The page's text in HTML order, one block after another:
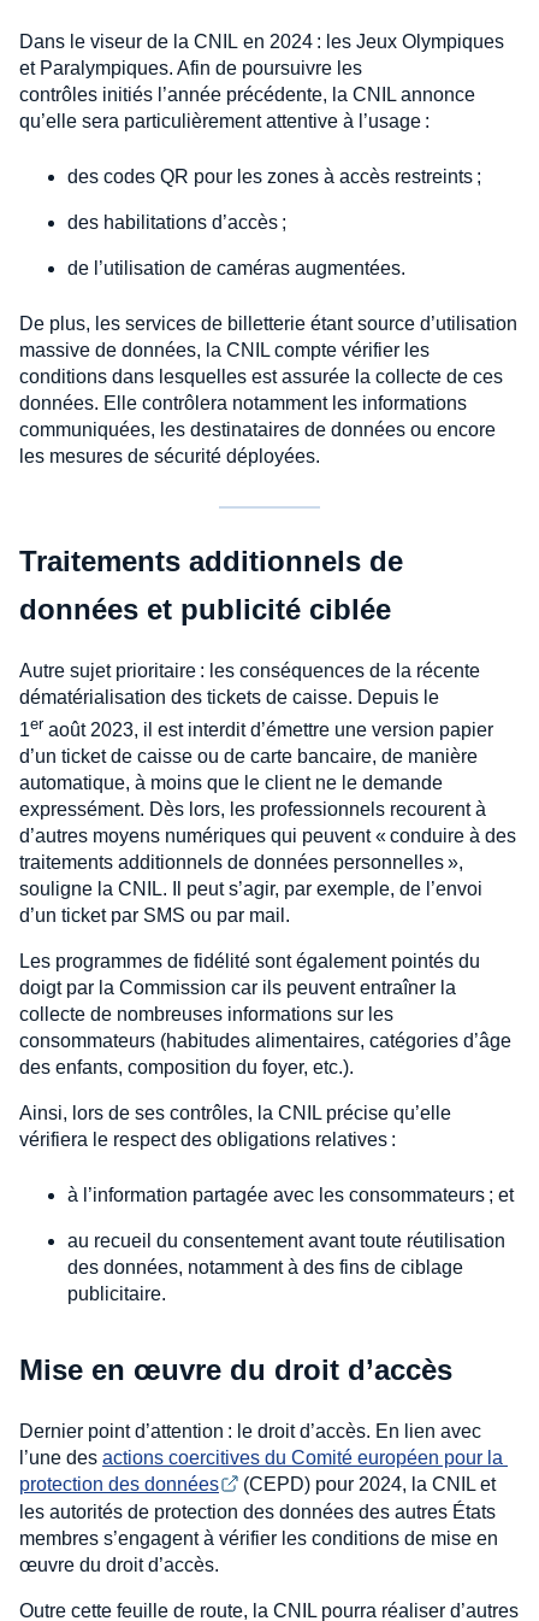
Dans le viseur de la CNIL en 2024 : les Jeux Olympiques
et Paralympiques. Afin de poursuivre les
contrôles initiés l’année précédente, la CNIL annonce
qu’elle sera particulièrement attentive à l’usage :
des codes QR pour les zones à accès restreints ;
des habilitations d’accès ;
de l’utilisation de caméras augmentées.
De plus, les services de billetterie étant source d’utilisation
massive de données, la CNIL compte vérifier les
conditions dans lesquelles est assurée la collecte de ces
données. Elle contrôlera notamment les informations
communiquées, les destinataires de données ou encore
les mesures de sécurité déployées.
Traitements additionnels de
données et publicité ciblée
Autre sujet prioritaire : les conséquences de la récente
dématérialisation des tickets de caisse. Depuis le
1er août 2023, il est interdit d’émettre une version papier
d’un ticket de caisse ou de carte bancaire, de manière
automatique, à moins que le client ne le demande
expressément. Dès lors, les professionnels recourent à
d’autres moyens numériques qui peuvent « conduire à des
traitements additionnels de données personnelles »,
souligne la CNIL. Il peut s’agir, par exemple, de l’envoi
d’un ticket par SMS ou par mail.
Les programmes de fidélité sont également pointés du
doigt par la Commission car ils peuvent entraîner la
collecte de nombreuses informations sur les
consommateurs (habitudes alimentaires, catégories d’âge
des enfants, composition du foyer, etc.).
Ainsi, lors de ses contrôles, la CNIL précise qu’elle
vérifiera le respect des obligations relatives :
à l’information partagée avec les consommateurs ; et
au recueil du consentement avant toute réutilisation
des données, notamment à des fins de ciblage
publicitaire.
Mise en œuvre du droit d’accès
Dernier point d’attention : le droit d’accès. En lien avec
l’une des actions coercitives du Comité européen pour la
protection des données
(CEPD) pour 2024, la CNIL et
les autorités de protection des données des autres États
membres s’engagent à vérifier les conditions de mise en
œuvre du droit d’accès.
Outre cette feuille de route, la CNIL pourra réaliser d’autres